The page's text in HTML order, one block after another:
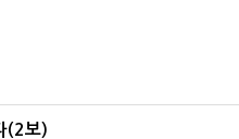
(2보)